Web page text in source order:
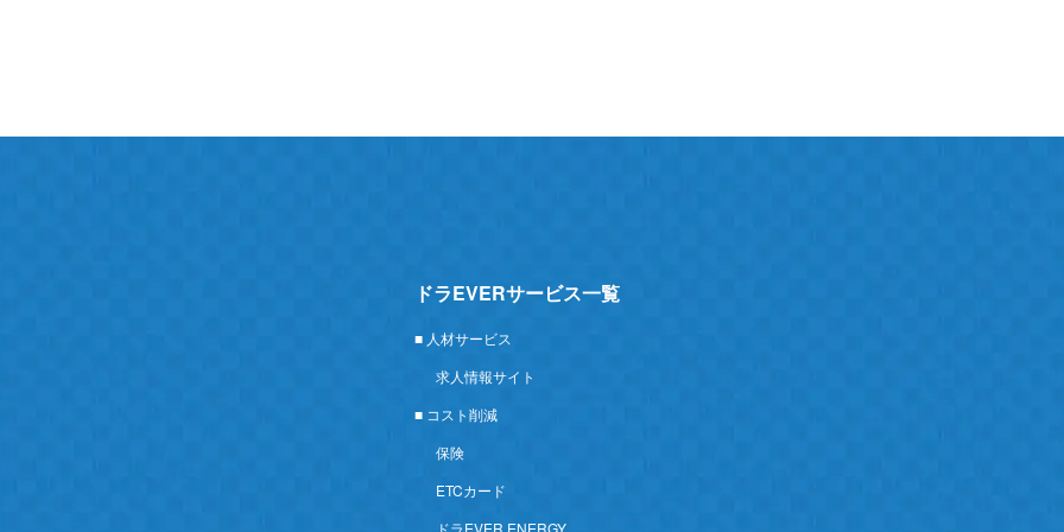
ドラEVERサービス一覧
■ 人材サービス
求人情報サイト
■ コスト削減
保険
ETCカード